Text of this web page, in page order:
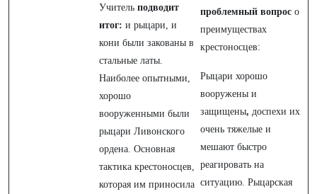
Учитель подводит
итог: и рыцари, и
кони были закованы в
стальные латы.
Наиболее опытными,
хорошо
вооруженными были
рыцари Ливонского
ордена. Основная
тактика крестоносцев,
которая им приносила
проблемный вопрос о
преимуществах
крестоносцев:
Рыцари хорошо
вооружены и
защищены, доспехи их
очень тяжелые и
мешают быстро
реагировать на
ситуацию. Рыцарская